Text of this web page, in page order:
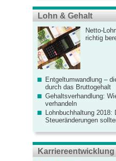
Lohn & Gehalt
Netto-
richtig
Entgeltumwandlung –
durch das Bruttogehalt
Gehaltsverhandlung:
verhandeln
Lohnbuchhaltung 2018:
Steueränderungen
Karriereentwicklung